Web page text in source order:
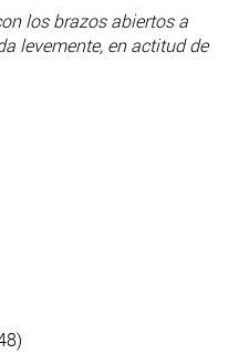
los brazos abiertos a
levemente, en actitud de